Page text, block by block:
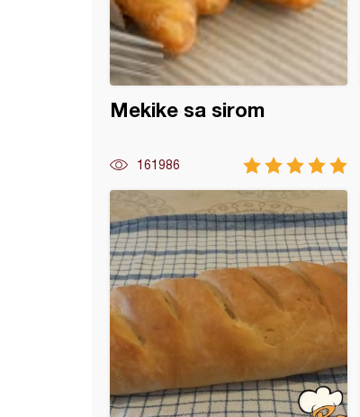
Mekike sa sirom
161986